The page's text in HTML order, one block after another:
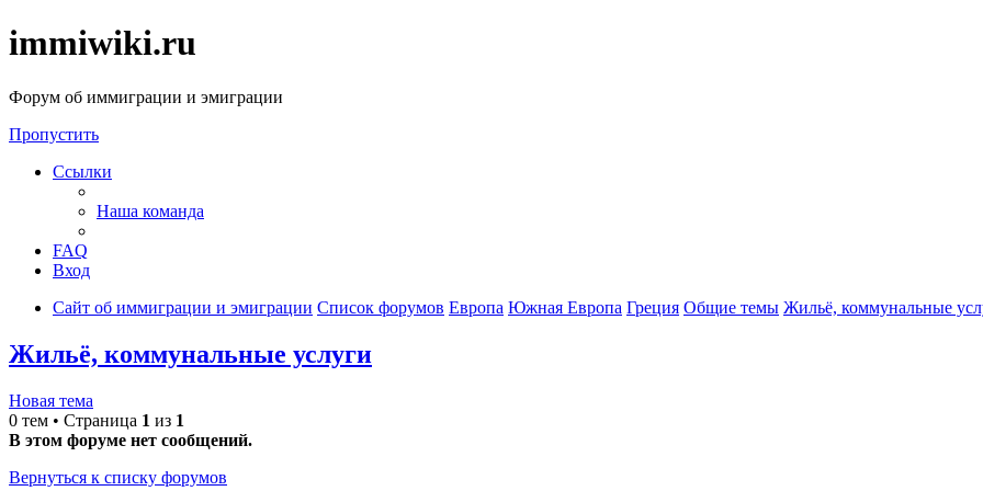
immiwiki.ru
Форум об иммиграции и эмиграции
Пропустить
Ссылки
Наша команда
FAQ
Вход
Сайт об иммиграции и эмиграции Список форумов Европа Южная Европа Греция Общие темы Жильё, коммунальные
Жильё, коммунальные услуги
Новая тема
0 тем • Страница 1 из 1
В этом форуме нет сообщений.
Вернуться к списку форумов